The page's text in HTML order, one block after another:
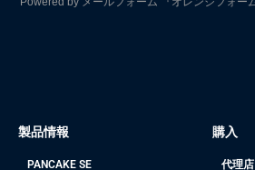
製品情報
PANCAKE SE
購入
代理店